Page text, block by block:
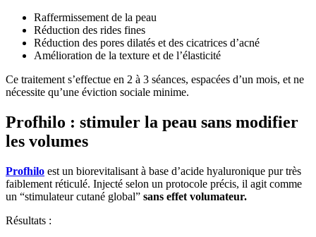
Raffermissement de la peau
Réduction des rides fines
Réduction des pores dilatés et des cicatrices d’acné
Amélioration de la texture et de l’élasticité
Ce traitement s’effectue en 2 à 3 séances, espacées d’un mois, et ne
nécessite qu’une éviction sociale minime.
Profhilo : stimuler la peau sans modifier
les volumes
Profhilo est un biorevitalisant à base d’acide hyaluronique pur très
faiblement réticulé. Injecté selon un protocole précis, il agit comme
un “stimulateur cutané global” sans effet volumateur.
Résultats :